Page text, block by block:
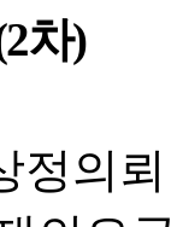
차)
정의